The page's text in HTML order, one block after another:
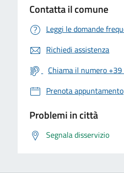
Contatta il comune
Leggi le domande
Richiedi assistenza
Chiama il numero
Prenota appuntamento
Problemi in città
Segnala disservizio